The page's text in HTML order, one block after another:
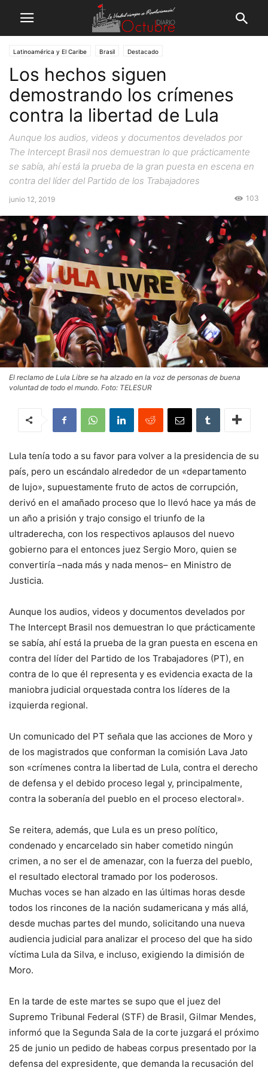
Latinoamérica y El Caribe Brasil Destacado
Los hechos siguen
demostrando los crímenes
contra la libertad de Lula
Aunque los audios, videos y documentos develados por
The Intercept Brasil nos demuestran lo que prácticamente
se sabía, ahí está la prueba de la gran puesta en escena en
contra del líder del Partido de los Trabajadores
junio 12, 2019 103
El reclamo de Lula Libre se ha alzado en la voz de personas de buena
voluntad de todo el mundo. Foto: TELESUR
Lula tenía todo a su favor para volver a la presidencia de su
país, pero un escándalo alrededor de un «departamento
de lujo», supuestamente fruto de actos de corrupción,
derivó en el amañado proceso que lo llevó hace ya más de
un año a prisión y trajo consigo el triunfo de la
ultraderecha, con los respectivos aplausos del nuevo
gobierno para el entonces juez Sergio Moro, quien se
convertiría –nada más y nada menos– en Ministro de
Justicia.
Aunque los audios, videos y documentos develados por
The Intercept Brasil nos demuestran lo que prácticamente
se sabía, ahí está la prueba de la gran puesta en escena en
contra del líder del Partido de los Trabajadores (PT), en
contra de lo que él representa y es evidencia exacta de la
maniobra judicial orquestada contra los líderes de la
izquierda regional.
Un comunicado del PT señala que las acciones de Moro y
de los magistrados que conforman la comisión Lava Jato
son «crímenes contra la libertad de Lula, contra el derecho
de defensa y el debido proceso legal y, principalmente,
contra la soberanía del pueblo en el proceso electoral».
Se reitera, además, que Lula es un preso político,
condenado y encarcelado sin haber cometido ningún
crimen, a no ser el de amenazar, con la fuerza del pueblo,
el resultado electoral tramado por los poderosos.
Muchas voces se han alzado en las últimas horas desde
todos los rincones de la nación sudamericana y más allá,
desde muchas partes del mundo, solicitando una nueva
audiencia judicial para analizar el proceso del que ha sido
víctima Lula da Silva, e incluso, exigiendo la dimisión de
Moro.
En la tarde de este martes se supo que el juez del
Supremo Tribunal Federal (STF) de Brasil, Gilmar Mendes,
informó que la Segunda Sala de la corte juzgará el próximo
25 de junio un pedido de habeas corpus presentado por la
defensa del expresidente, que demanda la recusación del